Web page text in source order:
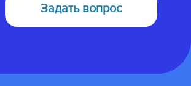
Задать вопрос